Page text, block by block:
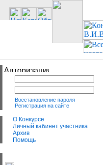
Восстановление пароля
Регистрация на сайте
О Конкурсе
Личный кабинет участника
Архив
Помощь